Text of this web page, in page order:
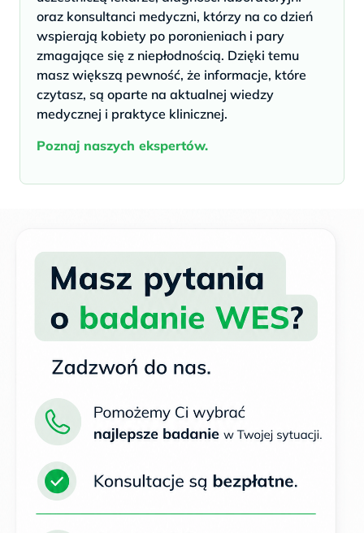
oraz konsultanci medyczni, którzy na co dzień
wspierają kobiety po poronieniach i pary
zmagające się z niepłodnością. Dzięki temu
masz większą pewność, że informacje, które
czytasz, są oparte na aktualnej wiedzy
medycznej i praktyce klinicznej.
Poznaj naszych ekspertów.